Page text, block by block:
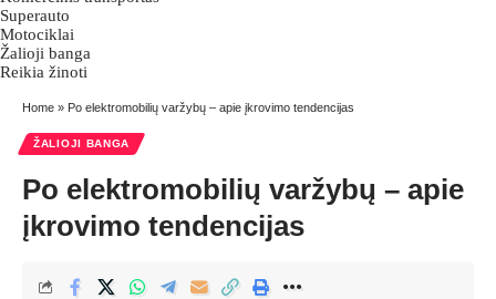
Superauto
Motociklai
Žalioji banga
Reikia žinoti
Home » Po elektromobilių varžybų – apie įkrovimo tendencijas
ŽALIOJI BANGA
Po elektromobilių varžybų – apie
įkrovimo tendencijas